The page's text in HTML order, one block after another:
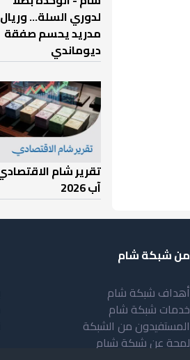
لدوري السلة... وريال
مدريد يحسم صفقة
ديوماندي
آب 2026
من شبكة شام
أهداف شبكة شام
خدمات شبكة شام
المستفيدون من الشبكة
لمحة عن شبكة شبام